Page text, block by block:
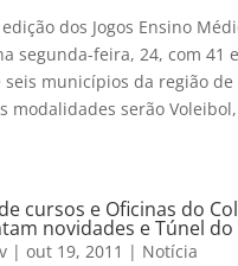
dos Jogos Ensino
segunda-feira, 24, com 41
seis municípios da região de
modalidades serão
cursos e Oficinas do
novidades e Túnel
| out 19, 2011 | Notícia